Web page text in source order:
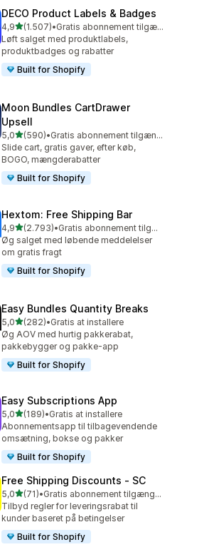
DECO Product Labels & Badges
4,9ud af 5 stjerner
(1.507)
1507 anmeldelser i alt
•
Gratis abonnement tilgængeligt
Løft salget med produktlabels,
produktbadges og rabatter
Built for Shopify
Moon Bundles CartDrawer
Upsell
5,0ud af 5 stjerner
(590)
590 anmeldelser i alt
•
Gratis abonnement tilgængeligt
Slide cart, gratis gaver, efter køb,
BOGO, mængderabatter
Built for Shopify
Hextom: Free Shipping Bar
4,9ud af 5 stjerner
(2.793)
2793 anmeldelser i alt
•
Gratis abonnement tilgængeligt
Øg salget med løbende meddelelser
om gratis fragt
Built for Shopify
Easy Bundles Quantity Breaks
5,0ud af 5 stjerner
(282)
282 anmeldelser i alt
•Gratis at installere
Øg AOV med hurtig pakkerabat,
pakkebygger og pakke-app
Built for Shopify
Easy Subscriptions App
5,0ud af 5 stjerner
(189)
189 anmeldelser i alt
•Gratis at installere
Abonnementsapp til tilbagevendende
omsætning, bokse og pakker
Built for Shopify
Free Shipping Discounts ‑ SC
5,0ud af 5 stjerner
(71)
71 anmeldelser i alt
•
Gratis abonnement tilgængeligt
Tilbyd regler for leveringsrabat til
kunder baseret på betingelser
Built for Shopify